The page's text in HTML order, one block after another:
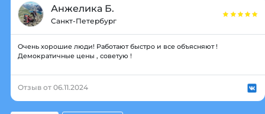
Анжелика Б.
Санкт-Петербург
Очень хорошие люди! Работают быстро и все объясняют !
Демократичные цены , советую !
Отзыв от 06.11.2024